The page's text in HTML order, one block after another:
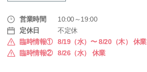
営業時間
10:00～19:00
定休日
不定休
臨時情報①
8/19（水）〜 8/20（木） 休業
臨時情報②
8/26（水） 休業